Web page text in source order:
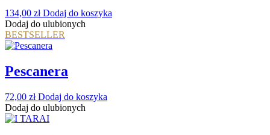
134,00 zł Dodaj do koszyka
Dodaj do ulubionych
BESTSELLER
Pescanera
72,00 zł Dodaj do koszyka
Dodaj do ulubionych